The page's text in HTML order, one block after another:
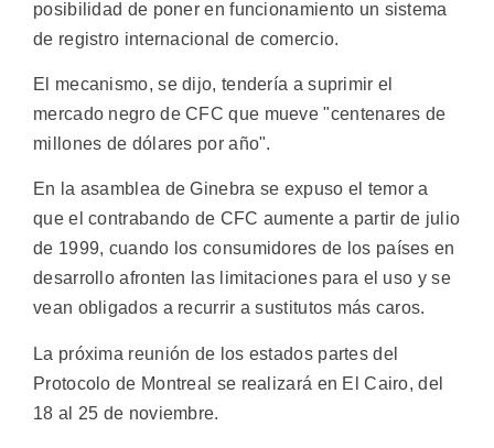
posibilidad de poner en funcionamiento un sistema
de registro internacional de comercio.
El mecanismo, se dijo, tendería a suprimir el
mercado negro de CFC que mueve "centenares de
millones de dólares por año".
En la asamblea de Ginebra se expuso el temor a
que el contrabando de CFC aumente a partir de julio
de 1999, cuando los consumidores de los países en
desarrollo afronten las limitaciones para el uso y se
vean obligados a recurrir a sustitutos más caros.
La próxima reunión de los estados partes del
Protocolo de Montreal se realizará en El Cairo, del
18 al 25 de noviembre.